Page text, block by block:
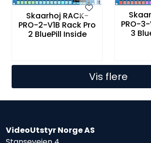
Skaarhoj RACK-
PRO-2-V1B Rack Pro
2 BluePill Inside
PRO-3-
3
Vis flere
VideoUtstyr Norge AS